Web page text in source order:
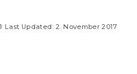
Last Updated: 2. November 2017